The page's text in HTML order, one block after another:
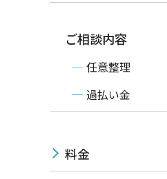
ご相談内容
任意整理
過払い金
料金